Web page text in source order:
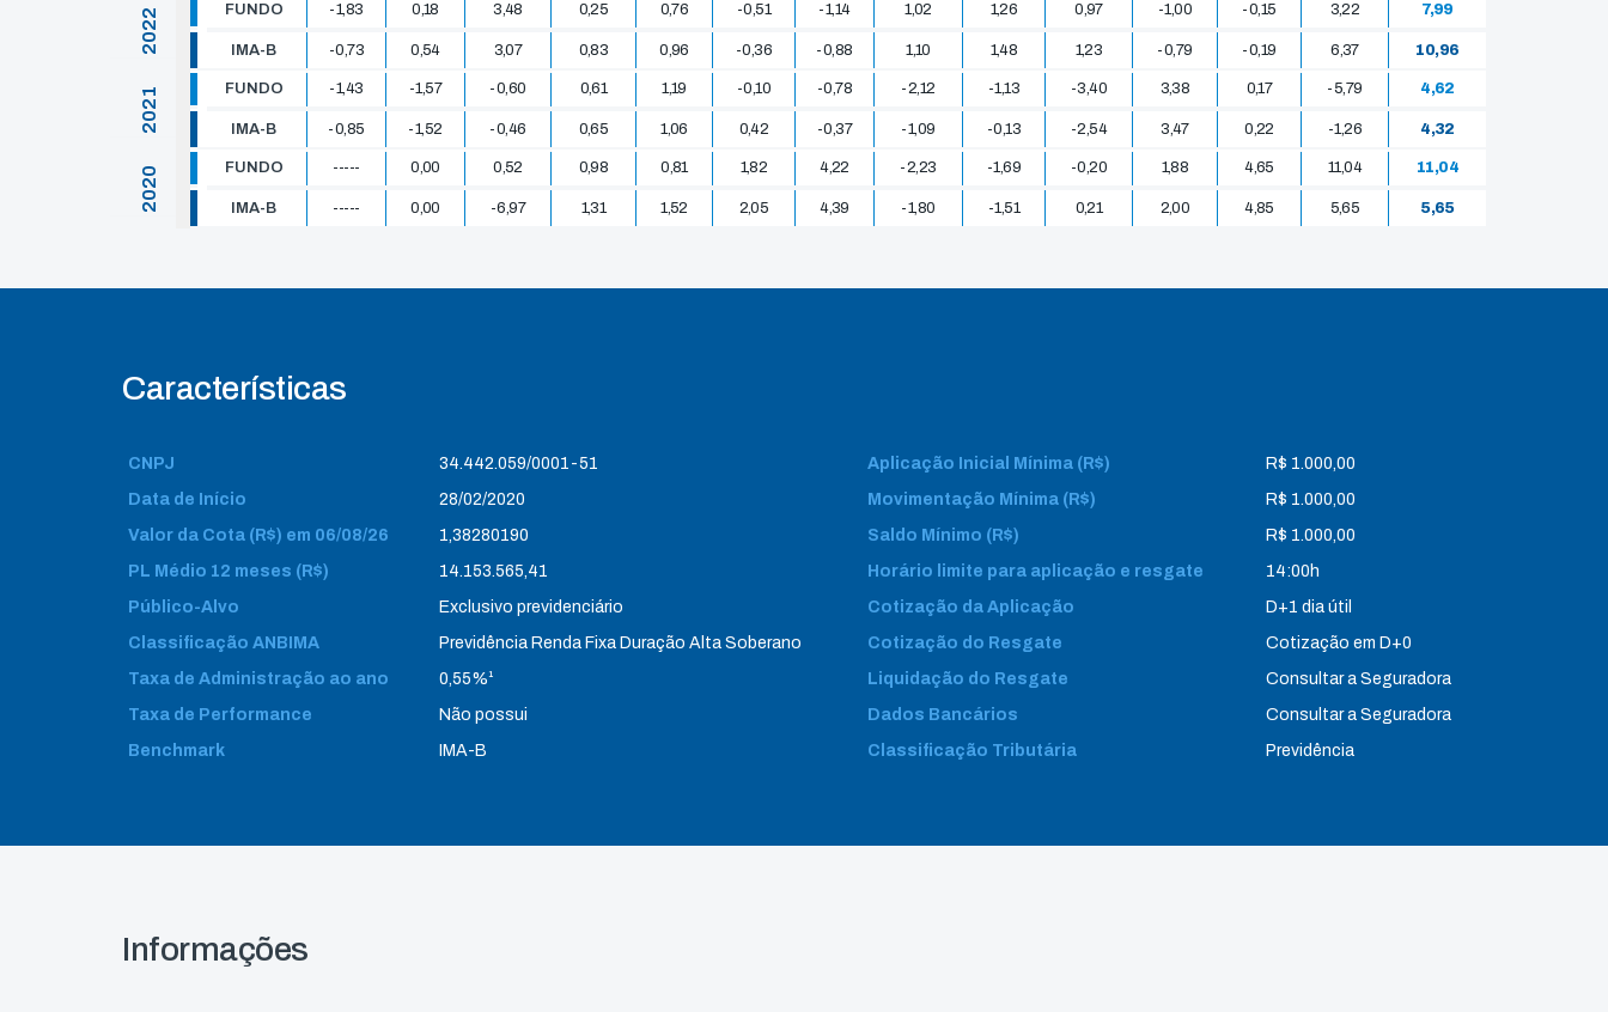
2022 FUNDO -1,83 0,18 3,48 0,25 0,76 -0,51 -1,14 1,02 1,26 0,97 -1,00 -0,15 3,22 7,99
IMA-B -0,73 0,54 3,07 0,83 0,96 -0,36 -0,88 1,10 1,48 1,23 -0,79 -0,19 6,37 10,96
2021 FUNDO -1,43 -1,57 -0,60 0,61 1,19 -0,10 -0,78 -2,12 -1,13 -3,40 3,38 0,17 -5,79 4,62
IMA-B -0,85 -1,52 -0,46 0,65 1,06 0,42 -0,37 -1,09 -0,13 -2,54 3,47 0,22 -1,26 4,32
2020 FUNDO ----- 0,00 0,52 0,98 0,81 1,82 4,22 -2,23 -1,69 -0,20 1,88 4,65 11,04 11,04
IMA-B ----- 0,00 -6,97 1,31 1,52 2,05 4,39 -1,80 -1,51 0,21 2,00 4,85 5,65 5,65
Características
CNPJ 34.442.059/0001-51 Aplicação Inicial Mínima (R$)
R$ 1.000,00
Data de Início
28/02/2020 Movimentação Mínima (R$)
R$ 1.000,00
Valor da Cota (R$) em 06/08/26
1,38280190 Saldo Mínimo (R$)
R$ 1.000,00
PL Médio 12 meses (R$)
14.153.565,41 Horário limite para aplicação e resgate
14:00h
Público-Alvo
Exclusivo previdenciário Cotização da Aplicação
D+1 dia útil
Classificação ANBIMA
Previdência Renda Fixa Duração Alta Soberano Cotização do Resgate
Cotização em D+0
Taxa de Administração ao ano
0,55%¹ Liquidação do Resgate
Consultar a Seguradora
Taxa de Performance
Não possui Dados Bancários
Consultar a Seguradora
Benchmark
IMA-B Classificação Tributária Previdência
Informações